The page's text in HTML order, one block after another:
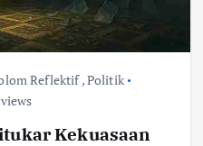
Reflektif,Politik
Kekuasaan